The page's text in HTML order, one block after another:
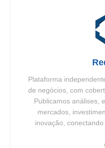
Plataforma
de negócios, com
Publicamos análises,
mercados,
inovação,